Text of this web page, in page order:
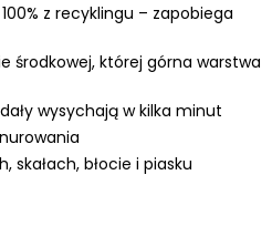
z recyklingu – zapobiega
środkowej, której górna warstwa
wysychają w kilka minut
błocie i piasku